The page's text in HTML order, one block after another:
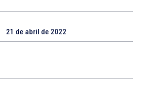
21 de abril de 2022